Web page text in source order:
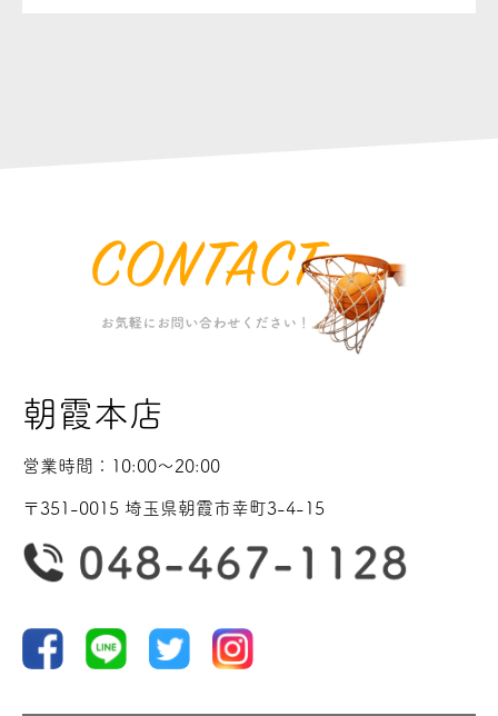
朝霞本店
営業時間：10:00〜20:00
〒351-0015 埼玉県朝霞市幸町3-4-15